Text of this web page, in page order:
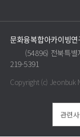
문화융복합아카이빙연
(54896) 전북특
219-5391
Copyright (c) Jeonbuk